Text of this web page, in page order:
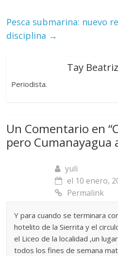
Pesca submarina: nuevo
disciplina →
Tay
Periodista.
Un Comentario en “
pero Cumanayagua
yuli
el 10 enero,
Permalink
Y para cuando se terminara
hotelito de la Sierrita y el
el Liceo de la localidad ,un
todos los fines de semana